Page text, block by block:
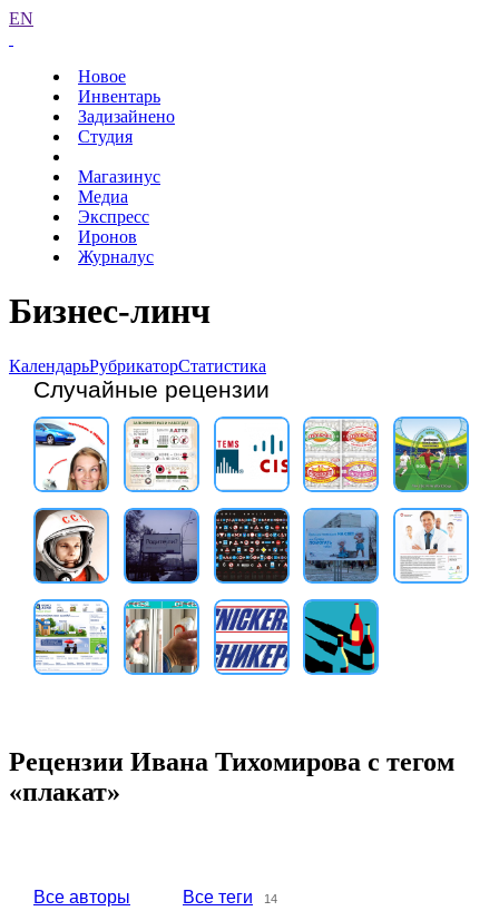
EN
Новое
Инвентарь
Задизайнено
Студия
Магазинус
Медиа
Экспресс
Иронов
Журналус
Бизнес-линч
КалендарьРубрикаторСтатистика
Случайные рецензии
Рецензии Ивана Тихомирова с тегом
«плакат»
Все авторы Все теги 14